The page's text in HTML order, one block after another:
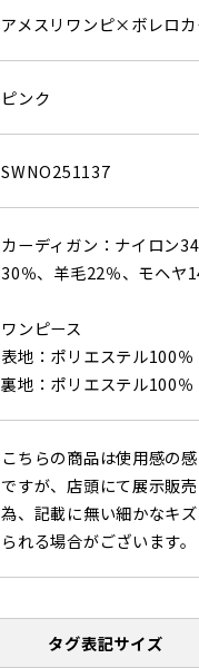
アメスリワンピ×ボレロカ
ピンク
SWNO251137
カーディガン：ナイロン
30％、羊毛22％、モヘヤ
ワンピース
表地：ポリエステル100％
裏地：ポリエステル100％
こちらの商品は使用感の
ですが、店頭にて展示販
為、記載に無い細かなキ
られる場合がございます。
タグ表記サイズ